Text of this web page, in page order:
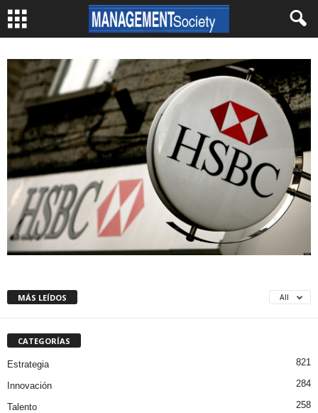
MÁS LEÍDOS All
CATEGORÍAS
Estrategia 821
Innovación 284
Talento 258